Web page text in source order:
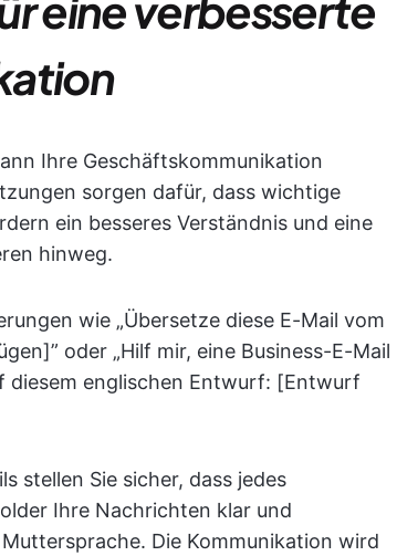
Ihre Geschäftskommunikation
sorgen dafür, dass wichtige
ein besseres Verständnis und eine
hinweg.
wie „Übersetze diese E-Mail vom
oder „Hilf mir, eine Business-E-Mail
diesem englischen Entwurf: [Entwurf
stellen Sie sicher, dass jedes
Ihre Nachrichten klar und
Die Kommunikation wird